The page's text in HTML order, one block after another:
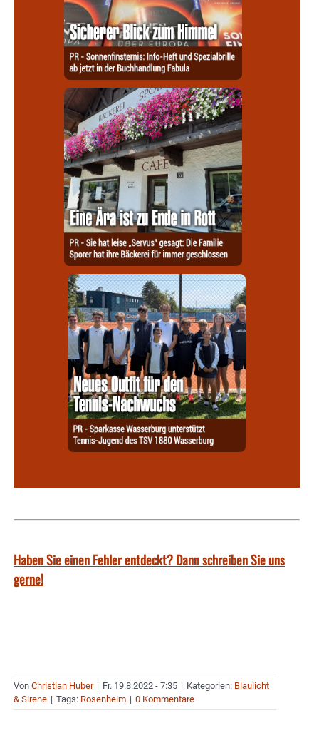
Haben Sie einen Fehler entdeckt? Dann schreiben Sie uns
gerne!
Von Christian Huber | Fr. 19.8.2022 - 7:35 | Kategorien: Blaulicht
& Sirene | Tags: Rosenheim | 0 Kommentare